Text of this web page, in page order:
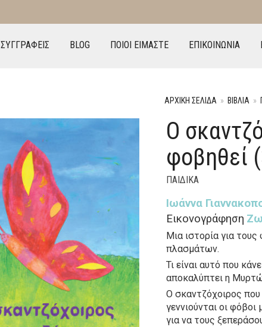
ΣΥΓΓΡΑΦΕΙΣ BLOG ΠΟΙΟΙ ΕΙΜΑΣΤΕ ΕΠΙΚΟΙΝΩΝΙΑ
ΑΡΧΙΚΉ ΣΕΛΊΔΑ » ΒΙΒΛΙΑ »
Ο
φοβηθεί
ΠΑΙΔΙΚΑ
Iωάννα
Εικονογράφηση
Μια ιστορία για
πλασμάτων.
Τι είναι αυτό που
αποκαλύπτει η Μυρτώ
Ο σκαντζόχοιρος που
γεννιούνται οι
για να τους